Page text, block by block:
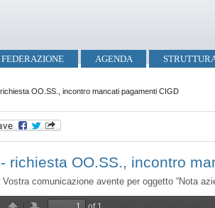
FEDERAZIONE AGENDA
OO.SS., incontro mancati pagamenti CIGD
richiesta OO.SS., incontro
comunicazione avente per oggetto “Nota